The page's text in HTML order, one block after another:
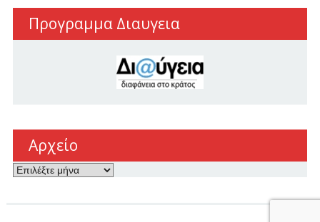
Προγραμμα Διαυγεια
Αρχείο
Αρχείο